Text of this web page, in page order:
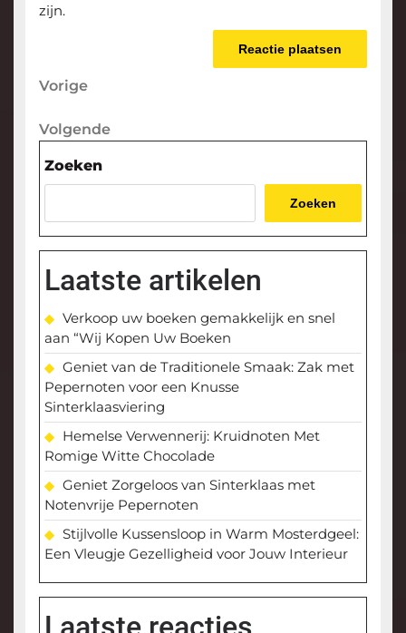
zijn.
Berichtnavigatie
Vorige
Vorige
Volgende
Volgende
Zoeken
Zoeken
Laatste artikelen
Verkoop uw boeken gemakkelijk en snel
aan “Wij Kopen Uw Boeken
Geniet van de Traditionele Smaak: Zak met
Pepernoten voor een Knusse
Sinterklaasviering
Hemelse Verwennerij: Kruidnoten Met
Romige Witte Chocolade
Geniet Zorgeloos van Sinterklaas met
Notenvrije Pepernoten
Stijlvolle Kussensloop in Warm Mosterdgeel:
Een Vleugje Gezelligheid voor Jouw Interieur